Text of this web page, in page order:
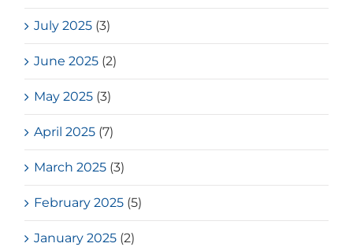
July 2025 (3)
June 2025 (2)
May 2025 (3)
April 2025 (7)
March 2025 (3)
February 2025 (5)
January 2025 (2)